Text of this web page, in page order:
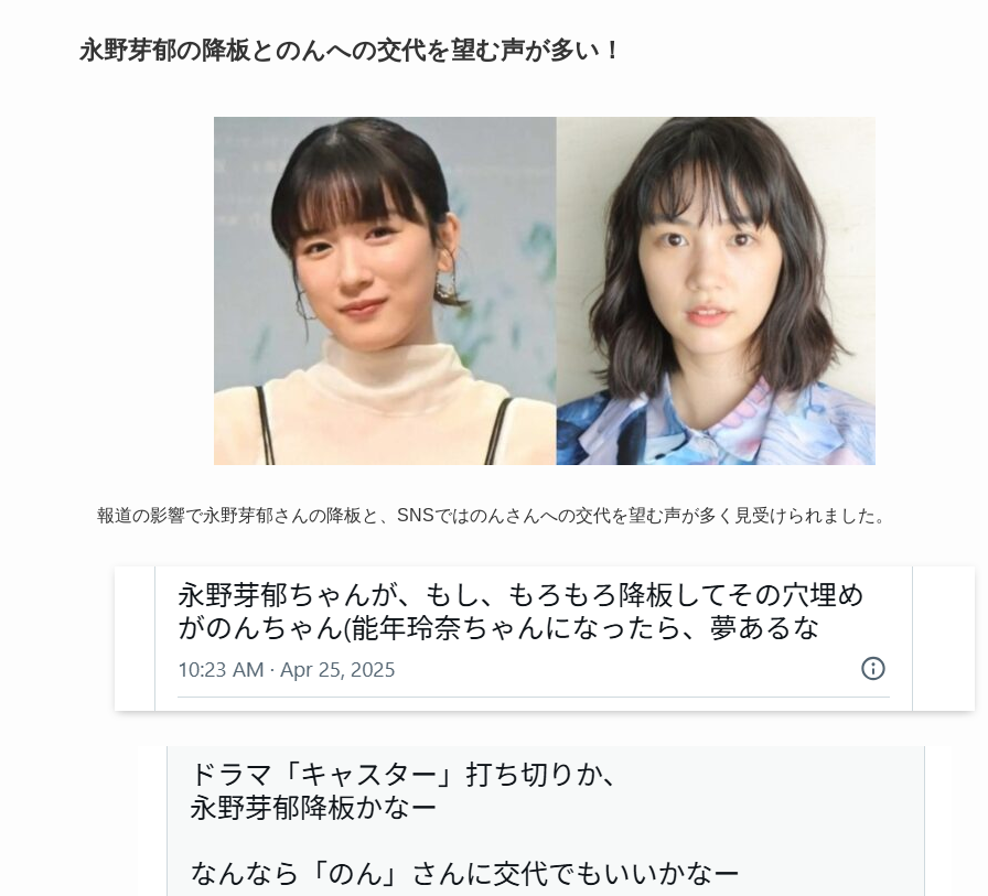
永野芽郁の降板とのんへの交代を望む声が多い！
報道の影響で永野芽郁さんの降板と、SNSではのんさんへの交代を望む声が多く見受けられました。